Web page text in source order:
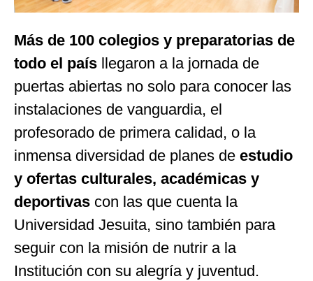
Más de 100 colegios y preparatorias de
todo el país llegaron a la jornada de
puertas abiertas no solo para conocer las
instalaciones de vanguardia, el
profesorado de primera calidad, o la
inmensa diversidad de planes de estudio
y ofertas culturales, académicas y
deportivas con las que cuenta la
Universidad Jesuita, sino también para
seguir con la misión de nutrir a la
Institución con su alegría y juventud.